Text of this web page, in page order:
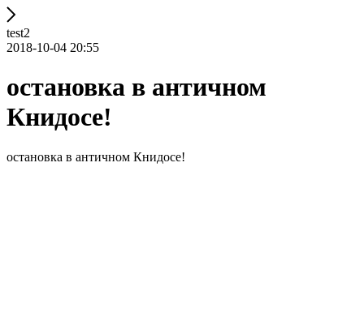
test2
2018-10-04 20:55
остановка в античном
Книдосе!
остановка в античном Книдосе!